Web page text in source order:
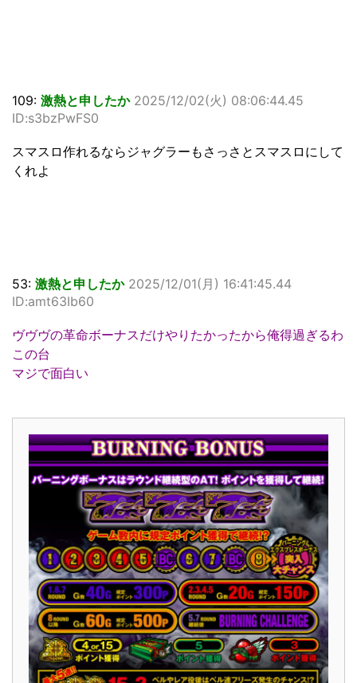
109: 激熱と申したか 2025/12/02(火) 08:06:44.45
ID:s3bzPwFS0
スマスロ作れるならジャグラーもさっさとスマスロにして
くれよ
53: 激熱と申したか 2025/12/01(月) 16:41:45.44
ID:amt63Ib60
ヴヴヴの革命ボーナスだけやりたかったから俺得過ぎるわ
この台
マジで面白い